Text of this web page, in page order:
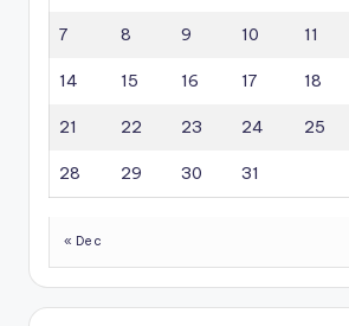
7 8 9 10 11
14 15 16 17 18
21 22 23 24 25
28 29 30 31
« Dec